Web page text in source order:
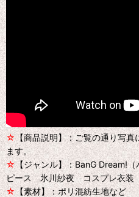
☆【商品説明】：ご覧の通り写
ます。
☆【ジャンル】：BanG Dream!
ピース 氷川紗夜 コスプレ衣装
☆【素材】：ポリ混紡生地など